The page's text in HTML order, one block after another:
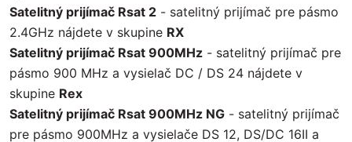
Satelitný prijímač Rsat 2 - satelitný prijímač pre pásmo
2.4GHz nájdete v skupine RX
Satelitný prijímač Rsat 900MHz - satelitný prijímač pre
pásmo 900 MHz a vysielač DC / DS 24 nájdete v
skupine Rex
Satelitný prijímač Rsat 900MHz NG - satelitný prijímač
pre pásmo 900MHz a vysielače DS 12, DS/DC 16II a